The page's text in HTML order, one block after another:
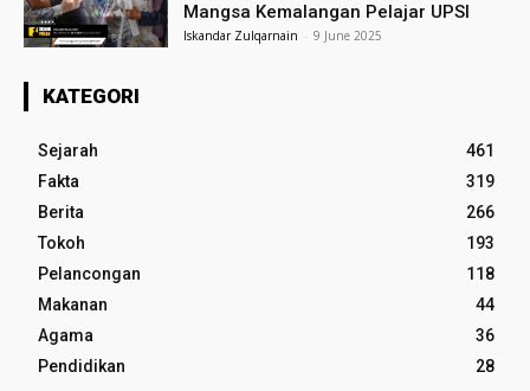
Mangsa Kemalangan Pelajar UPSI
Iskandar Zulqarnain - 9 June 2025
KATEGORI
Sejarah
461
Fakta
319
Berita
266
Tokoh
193
Pelancongan
118
Makanan
44
Agama
36
Pendidikan
28